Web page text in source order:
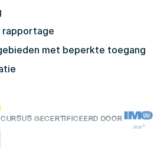
rapportage
met beperkte toegang
CURSUS GECERTIFICEERD DOOR